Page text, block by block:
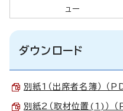
ュー
ダウンロード
別紙1（出席者名簿） （
別紙2（取材位置(1)）